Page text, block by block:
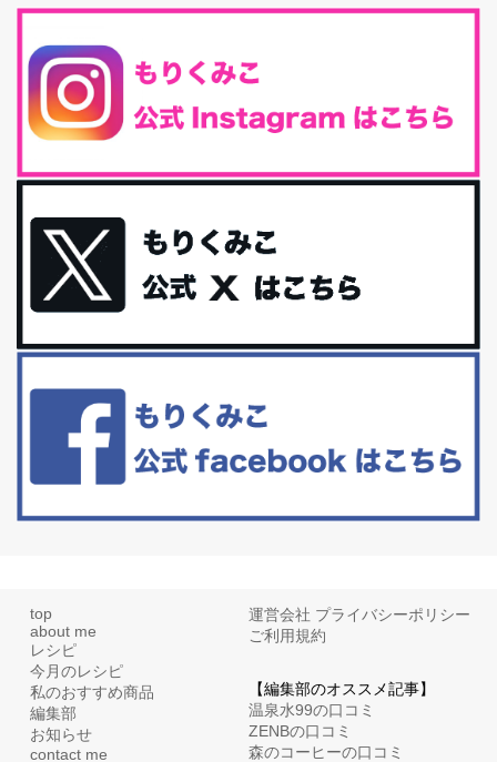
最近、グラノーラ迷子になっていた私です。が、と〜〜〜っても美
味しくて栄養たっぷりのグラノーラを発...
腸活は「食事」だけだと思っていませんか？私の腸活完全版！
腸内環境を整えることは、健康維持の中でいっちばん大事！だと私
最近お風呂上がりの炭酸水をシリカシリカにしているんだけど確か
に髪と爪が丈夫になった気がする。炭酸...
体に優しい、私のふるさと納税５選。
今回は、最近毎回定期的に購入している「楽天ふるさと納税」の返
礼品トップ５を紹介します。今までいろ...
更年期を穏やかに乗りきるために今できる５つのこと。
といった更年期症状はまだ...
top
about me
レシピ
今月のレシピ
私のおすすめ商品
編集部
お知らせ
contact me
運営会社 プライバシーポリシー
ご利用規約
【編集部のオススメ記事】
温泉水99の口コミ
ZENBの口コミ
森のコーヒーの口コミ